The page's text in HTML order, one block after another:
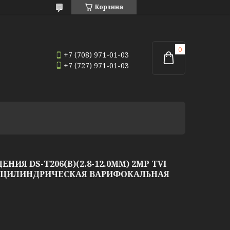
Корзина
+7 (708) 971-01-03
+7 (727) 971-01-03
DS-T206(B)(2.8-12.0MM) 2MP TVI
ЦИЛИНДРИЧЕСКАЯ ВАРИФОКАЛЬНАЯ